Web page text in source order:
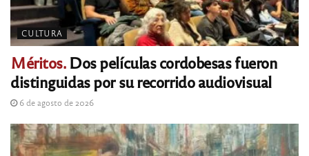
CULTURA
Méritos.Dos películas cordobesas fueron
distinguidas por su recorrido audiovisual
6 de agosto de 2026